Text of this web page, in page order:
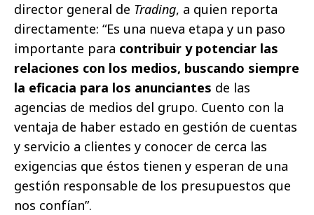
director general de Trading, a quien reporta
directamente: “Es una nueva etapa y un paso
importante para contribuir y potenciar las
relaciones con los medios, buscando siempre
la eficacia para los anunciantes de las
agencias de medios del grupo. Cuento con la
ventaja de haber estado en gestión de cuentas
y servicio a clientes y conocer de cerca las
exigencias que éstos tienen y esperan de una
gestión responsable de los presupuestos que
nos confían”.